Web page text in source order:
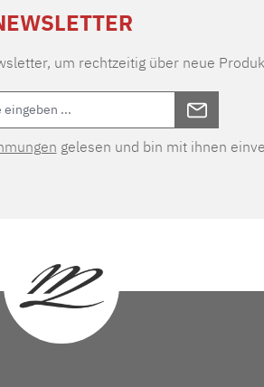
um rechtzeitig über neue
gelesen und bin mit ihnen